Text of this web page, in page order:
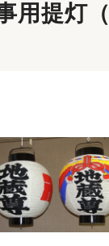
用提灯